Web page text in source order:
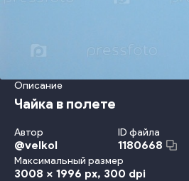
Описание
Чайка в полете
Автор
@velkol
ID файла
1180668
Максимальный размер
3008 x 1996 px, 300 dpi